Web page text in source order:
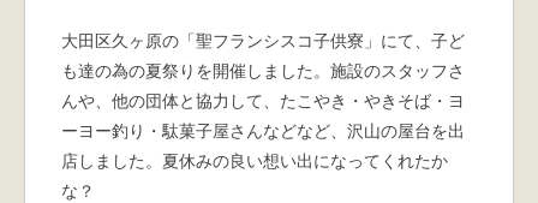
大田区久ヶ原の「聖フランシスコ子供寮」にて、子ど
も達の為の夏祭りを開催しました。施設のスタッフさ
んや、他の団体と協力して、たこやき・やきそば・ヨ
ーヨー釣り・駄菓子屋さんなどなど、沢山の屋台を出
店しました。夏休みの良い想い出になってくれたか
な？